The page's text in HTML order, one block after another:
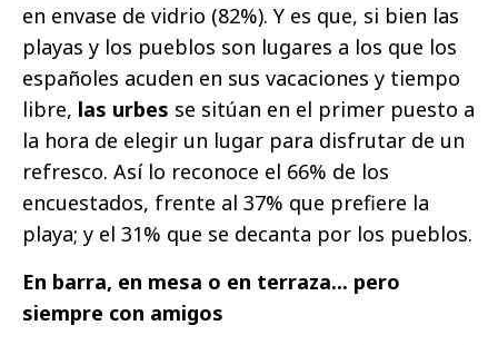
en envase de vidrio (82%). Y es que, si bien las
playas y los pueblos son lugares a los que los
españoles acuden en sus vacaciones y tiempo
libre, las urbes se sitúan en el primer puesto a
la hora de elegir un lugar para disfrutar de un
refresco. Así lo reconoce el 66% de los
encuestados, frente al 37% que prefiere la
playa; y el 31% que se decanta por los pueblos.
En barra, en mesa o en terraza... pero
siempre con amigos